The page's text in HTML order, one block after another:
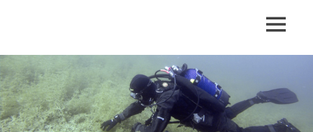
MENÚ